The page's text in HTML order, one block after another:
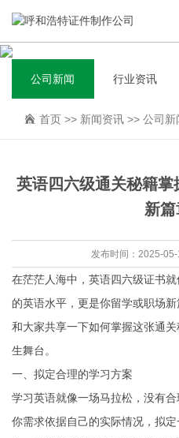
公司新闻 行业资讯
首页 >> 新闻资讯 >> 公司新
英语四六级通关秘籍
新篇
发布时间：2025-
在茫茫人海中，英语四六级证书
的英语水平，更是你留学或职场
和大家共享一下如何掌握这张通
生舞台。
一、拟定合理的学习方案
学习英语就像一场马拉松，没有
你需求依据自己的实际情况，拟